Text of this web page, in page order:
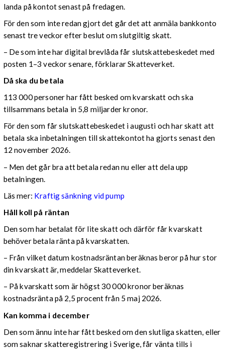
landa på kontot senast på fredagen.
För den som inte redan gjort det går det att anmäla bankkonto
senast tre veckor efter beslut om slutgiltig skatt.
– De som inte har digital brevlåda får slutskattebeskedet med
posten 1–3 veckor senare, förklarar Skatteverket.
Då ska du betala
113 000 personer har fått besked om kvarskatt och ska
tillsammans betala in 5,8 miljarder kronor.
För den som får slutskattebeskedet i augusti och har skatt att
betala ska inbetalningen till skattekontot ha gjorts senast den
12 november 2026.
– Men det går bra att betala redan nu eller att dela upp
betalningen.
Läs mer: Kraftig sänkning vid pump
Håll koll på räntan
Den som har betalat för lite skatt och därför får kvarskatt
behöver betala ränta på kvarskatten.
– Från vilket datum kostnadsräntan beräknas beror på hur stor
din kvarskatt är, meddelar Skatteverket.
– På kvarskatt som är högst 30 000 kronor beräknas
kostnadsränta på 2,5 procent från 5 maj 2026.
Kan komma i december
Den som ännu inte har fått besked om den slutliga skatten, eller
som saknar skatteregistrering i Sverige, får vänta tills i